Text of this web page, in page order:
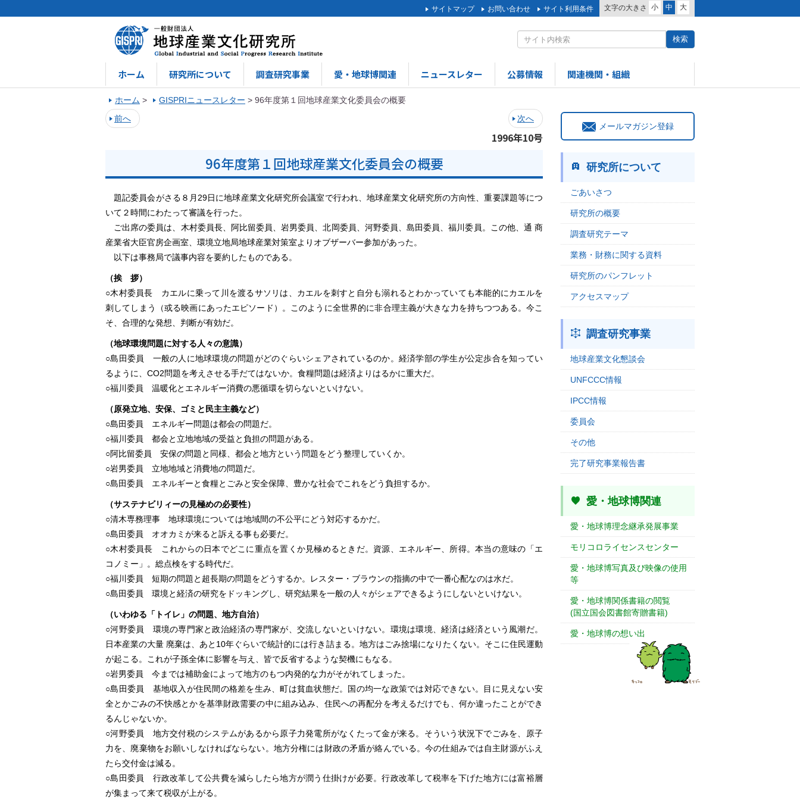
文字の大きさ 小 中 大
サイトマップ お問い合わせ サイト利用条件
ホーム 研究所について 調査研究事業 愛・地球博関連 ニュースレター 公募情報 関連機関・組織
ホーム > GISPRIニュースレター > 96年度第１回地球産業文化委員会の概要
前へ
次へ
1996年10号
96年度第１回地球産業文化委員会の概要
題記委員会がさる８月29日に地球産業文化研究所会議室で行われ、地球産業文化研究所の方向性、重要課題等につ
いて２時間にわたって審議を行った。
ご出席の委員は、木村委員長、阿比留委員、岩男委員、北岡委員、河野委員、島田委員、福川委員。この他、通 商
産業省大臣官房企画室、環境立地局地球産業対策室よりオブザーバー参加があった。
以下は事務局で議事内容を要約したものである。
（挨 拶）
○木村委員長 カエルに乗って川を渡るサソリは、カエルを刺すと自分も溺れるとわかっていても本能的にカエルを
刺してしまう（或る映画にあったエピソード）。このように全世界的に非合理主義が大きな力を持ちつつある。今こ
そ、合理的な発想、判断が有効だ。
（地球環境問題に対する人々の意識）
○島田委員 一般の人に地球環境の問題がどのぐらいシェアされているのか。経済学部の学生が公定歩合を知ってい
るように、CO2問題を考えさせる手だてはないか。食糧問題は経済よりはるかに重大だ。
○福川委員 温暖化とエネルギー消費の悪循環を切らないといけない。
（原発立地、安保、ゴミと民主主義など）
○島田委員 エネルギー問題は都会の問題だ。
○福川委員 都会と立地地域の受益と負担の問題がある。
○阿比留委員 安保の問題と同様、都会と地方という問題をどう整理していくか。
○岩男委員 立地地域と消費地の問題だ。
○島田委員 エネルギーと食糧とごみと安全保障、豊かな社会でこれをどう負担するか。
（サステナビリィーの見極めの必要性）
○清木専務理事 地球環境については地域間の不公平にどう対応するかだ。
○島田委員 オオカミが来ると訴える事も必要だ。
○木村委員長 これからの日本でどこに重点を置くか見極めるときだ。資源、エネルギー、所得。本当の意味の「エ
コノミー」。総点検をする時代だ。
○福川委員 短期の問題と超長期の問題をどうするか。レスター・ブラウンの指摘の中で一番心配なのは水だ。
○島田委員 環境と経済の研究をドッキングし、研究結果を一般の人々がシェアできるようにしないといけない。
（いわゆる「トイレ」の問題、地方自治）
○河野委員 環境の専門家と政治経済の専門家が、交流しないといけない。環境は環境、経済は経済という風潮だ。
日本産業の大量 廃棄は、あと10年ぐらいで統計的には行き詰まる。地方はごみ捨場になりたくない。そこに住民運動
が起こる。これが子孫全体に影響を与え、皆で反省するような契機にもなる。
○岩男委員 今までは補助金によって地方のもつ内発的な力がそがれてしまった。
○島田委員 基地収入が住民間の格差を生み、町は貧血状態だ。国の均一な政策では対応できない。目に見えない安
全とかごみの不快感とかを基準財政需要の中に組み込み、住民への再配分を考えるだけでも、何か違ったことができ
るんじゃないか。
○河野委員 地方交付税のシステムがあるから原子力発電所がなくたって金が来る。そういう状況下でごみを、原子
力を、廃棄物をお願いしなければならない。地方分権には財政の矛盾が絡んでいる。今の仕組みでは自主財源がふえ
たら交付金は減る。
○島田委員 行政改革して公共費を減らしたら地方が潤う仕掛けが必要。行政改革して税率を下げた地方には富裕層
が集まって来て税収が上がる。
メールマガジン登録
研究所について
ごあいさつ
研究所の概要
調査研究テーマ
業務・財務に関する資料
研究所のパンフレット
アクセスマップ
調査研究事業
地球産業文化懇談会
UNFCCC情報
IPCC情報
委員会
その他
完了研究事業報告書
愛・地球博関連
愛・地球博理念継承発展事業
モリコロライセンスセンター
愛・地球博写真及び映像の使用
等
愛・地球博関係書籍の閲覧
(国立国会図書館寄贈書籍)
愛・地球博の想い出